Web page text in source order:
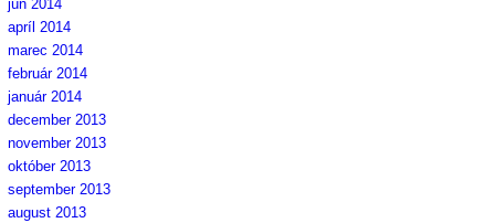
jún 2014
apríl 2014
marec 2014
február 2014
január 2014
december 2013
november 2013
október 2013
september 2013
august 2013